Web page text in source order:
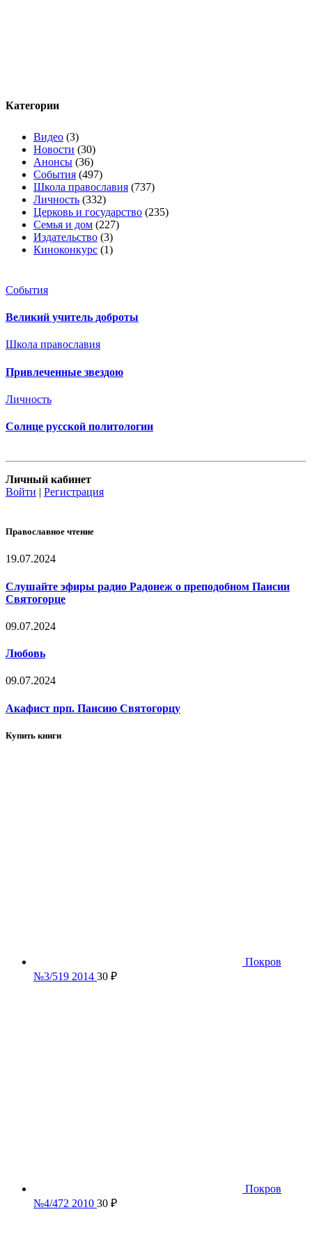
Категории
Видео (3)
Новости (30)
Анонсы (36)
События (497)
Школа православия (737)
Личность (332)
Церковь и государство (235)
Семья и дом (227)
Издательство (3)
Киноконкурс (1)
События
Великий учитель доброты
Школа православия
Привлеченные звездою
Личность
Солнце русской политологии
Личный кабинет
Войти | Регистрация
Православное чтение
19.07.2024
Слушайте эфиры радио Радонеж о преподобном Паисии
Святогорце
09.07.2024
Любовь
09.07.2024
Акафист прп. Паисию Святогорцу
Купить книги
Покров
№3/519 2014 30 ₽
Покров
№4/472 2010 30 ₽